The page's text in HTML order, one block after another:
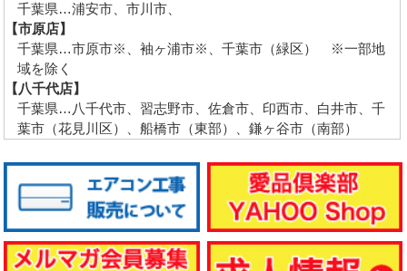
千葉県…浦安市、市川市、
【市原店】
千葉県…市原市※、袖ヶ浦市※、千葉市（緑区） ※一部地
域を除く
【八千代店】
千葉県…八千代市、習志野市、佐倉市、印西市、白井市、千
葉市（花見川区）、船橋市（東部）、鎌ヶ谷市（南部）